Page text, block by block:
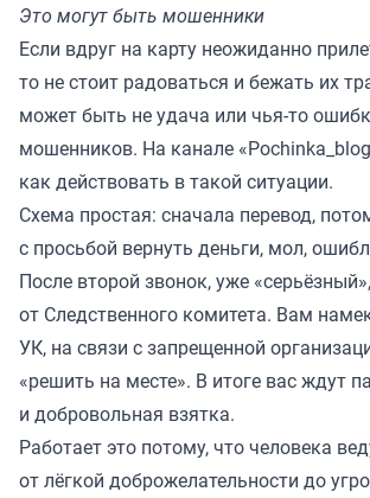
Это могут быть мошенники
Если вдруг на карту неожиданно
то не стоит радоваться и бежать их
может быть не удача или чья-то
мошенников. На канале «Pochinka_blog
как действовать в такой ситуации.
Схема простая: сначала перевод,
с просьбой вернуть деньги, мол,
После второй звонок, уже
от Следственного комитета. Вам
УК, на связи с запрещенной
«решить на месте». В итоге вас ждут
и добровольная взятка.
Работает это потому, что человека
от лёгкой доброжелательности до